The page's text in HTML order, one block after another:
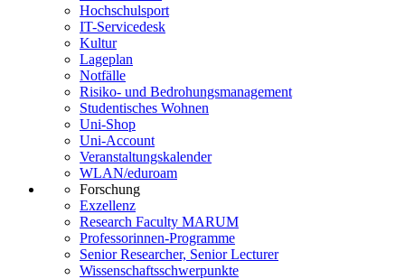
Hochschulsport
IT-Servicedesk
Kultur
Lageplan
Notfälle
Risiko- und Bedrohungsmanagement
Studentisches Wohnen
Uni-Shop
Uni-Account
Veranstaltungskalender
WLAN/eduroam
Forschung
Exzellenz
Research Faculty MARUM
Professorinnen-Programme
Senior Researcher, Senior Lecturer
Wissenschaftsschwerpunkte